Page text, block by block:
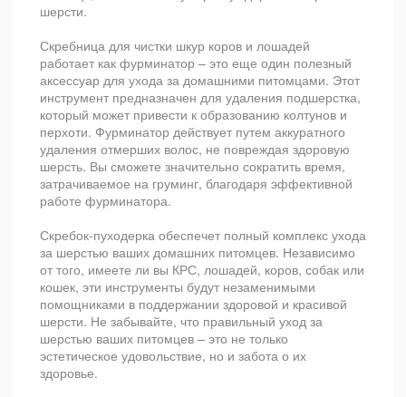
шерсти.
Скребница для чистки шкур коров и лошадей
работает как фурминатор – это еще один полезный
аксессуар для ухода за домашними питомцами. Этот
инструмент предназначен для удаления подшерстка,
который может привести к образованию колтунов и
перхоти. Фурминатор действует путем аккуратного
удаления отмерших волос, не повреждая здоровую
шерсть. Вы сможете значительно сократить время,
затрачиваемое на груминг, благодаря эффективной
работе фурминатора.
Скребок-пуходерка обеспечет полный комплекс ухода
за шерстью ваших домашних питомцев. Независимо
от того, имеете ли вы КРС, лошадей, коров, собак или
кошек, эти инструменты будут незаменимыми
помощниками в поддержании здоровой и красивой
шерсти. Не забывайте, что правильный уход за
шерстью ваших питомцев – это не только
эстетическое удовольствие, но и забота о их
здоровье.